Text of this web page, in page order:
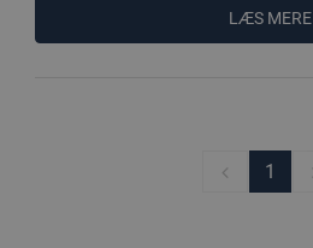
LÆS MERE
1